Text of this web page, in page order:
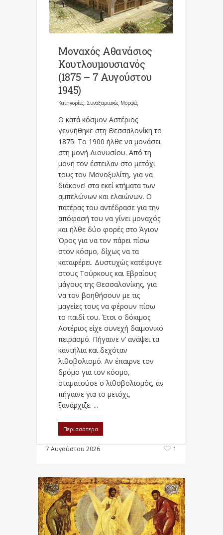
Μοναχός Αθανάσιος
Κουτλουμουσιανός
(1875 – 7 Αυγούστου
1945)
Κατηγορίες: Συναξαριακές Μορφές
Ο κατά κόσμον Αστέριος
γεννήθηκε στη Θεσσαλονίκη το
1875. Το 1900 ήλθε να μονάσει
στη μονή Διονυσίου. Από τη
μονή τον έστειλαν στο μετόχι
τους τον Μονοξυλίτη, για να
διάκονε! στα εκεί κτήματα των
αμπελώνων και ελαιώνων. Ο
πατέρας του αντέδρασε για την
απόφασή του να γίνει μοναχός
και ήλθε δύο φορές στο Άγιον
Όρος για να τον πάρει πίσω
στον κόσμο, δίχως να τα
καταφέρει. Δυστυχώς κατέφυγε
στους Τούρκους και Εβραίους
μάγους της Θεσσαλονίκης, για
να τον βοηθήσουν με τις
μαγείες τους να φέρουν πίσω
το παιδί του. Έτσι ο δόκιμος
Αστέριος είχε συνεχή δαιμονικό
πειρασμό. Πήγαινε ν’ ανάψει τα
καντήλια και δεχόταν
λιθοβολισμό. Αν έπαιρνε τον
δρόμο για τον κόσμο,
σταματούσε ο λιθοβολισμός, αν
πήγαινε για το μετόχι,
ξανάρχιζε. ...
Περισσότερα
7 Αυγούστου 2026 1